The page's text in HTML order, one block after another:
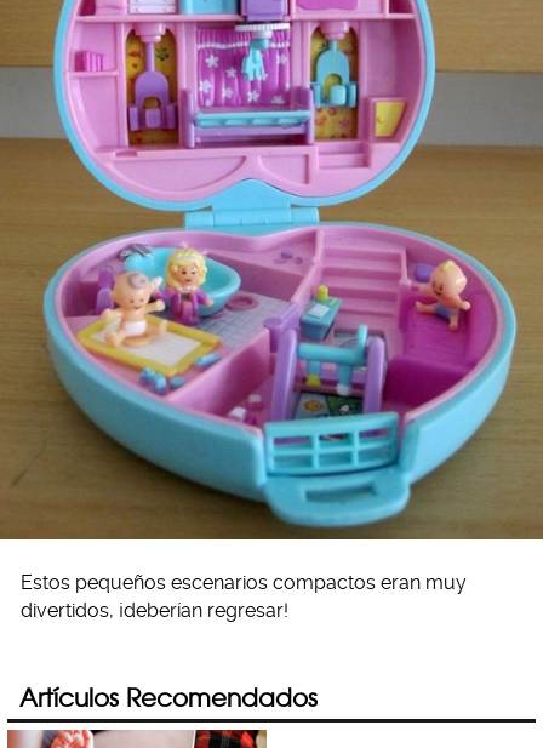
Estos pequeños escenarios compactos eran muy
divertidos, ¡deberían regresar!
Artículos Recomendados